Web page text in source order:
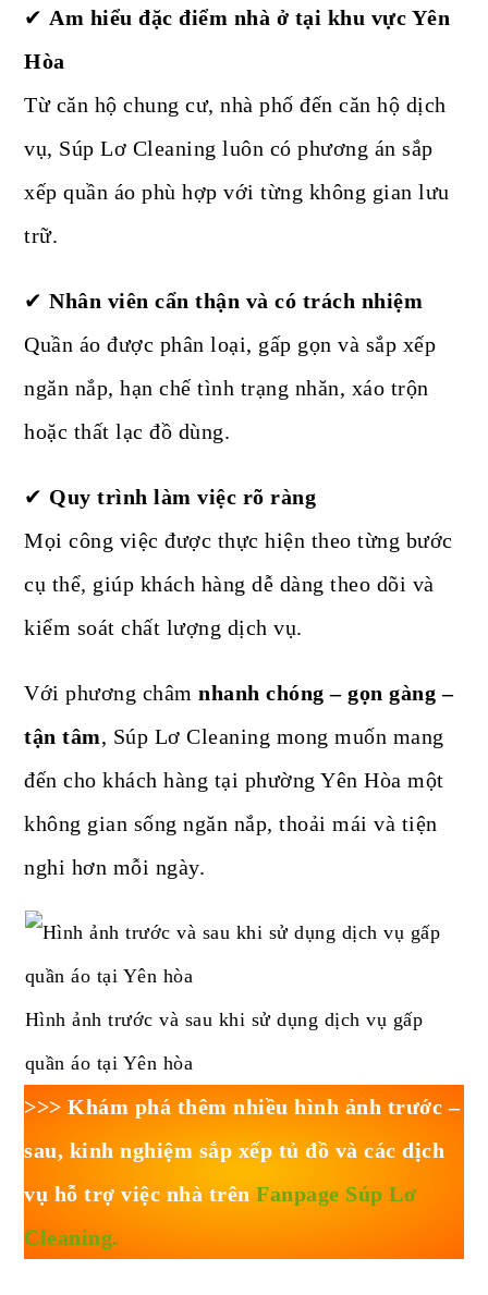
✔ Am hiểu đặc điểm nhà ở tại khu vực Yên
Hòa
Từ căn hộ chung cư, nhà phố đến căn hộ dịch
vụ, Súp Lơ Cleaning luôn có phương án sắp
xếp quần áo phù hợp với từng không gian lưu
trữ.
✔Nhân viên cẩn thận và có trách nhiệm
Quần áo được phân loại, gấp gọn và sắp xếp
ngăn nắp, hạn chế tình trạng nhăn, xáo trộn
hoặc thất lạc đồ dùng.
✔ Quy trình làm việc rõ ràng
Mọi công việc được thực hiện theo từng bước
cụ thể, giúp khách hàng dễ dàng theo dõi và
kiểm soát chất lượng dịch vụ.
Với phương châmnhanh chóng – gọn gàng –
tận tâm, Súp Lơ Cleaning mong muốn mang
đến cho khách hàng tại phường Yên Hòa một
không gian sống ngăn nắp, thoải mái và tiện
nghi hơn mỗi ngày.
Hình ảnh trước và sau khi sử dụng dịch vụ gấp
quần áo tại Yên hòa
>>> Khám phá thêm nhiều hình ảnh trước –
sau, kinh nghiệm sắp xếp tủ đồ và các dịch
vụ hỗ trợ việc nhà trênFanpage Súp Lơ
Cleaning.